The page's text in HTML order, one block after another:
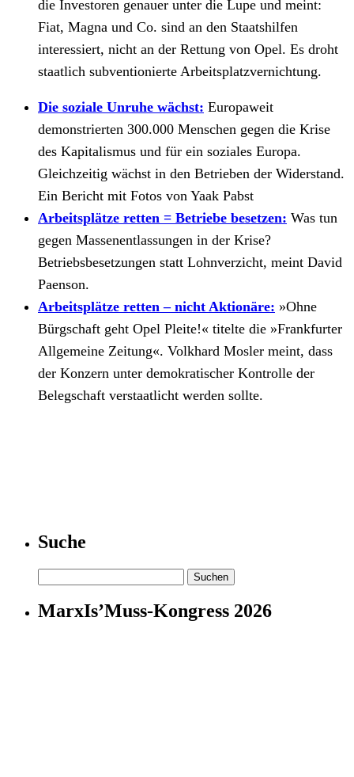
die Investoren genauer unter die Lupe und meint:
Fiat, Magna und Co. sind an den Staatshilfen
interessiert, nicht an der Rettung von Opel. Es droht
staatlich subventionierte Arbeitsplatzvernichtung.
Die soziale Unruhe wächst: Europaweit
demonstrierten 300.000 Menschen gegen die Krise
des Kapitalismus und für ein soziales Europa.
Gleichzeitig wächst in den Betrieben der Widerstand.
Ein Bericht mit Fotos von Yaak Pabst
Arbeitsplätze retten = Betriebe besetzen: Was tun
gegen Massenentlassungen in der Krise?
Betriebsbesetzungen statt Lohnverzicht, meint David
Paenson.
Arbeitsplätze retten – nicht Aktionäre: »Ohne
Bürgschaft geht Opel Pleite!« titelte die »Frankfurter
Allgemeine Zeitung«. Volkhard Mosler meint, dass
der Konzern unter demokratischer Kontrolle der
Belegschaft verstaatlicht werden sollte.
Suche
nach:
MarxIs’Muss-Kongress 2026